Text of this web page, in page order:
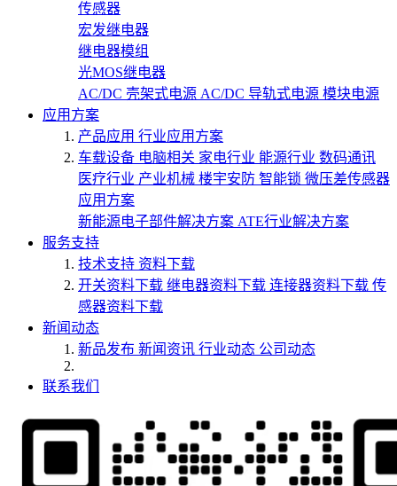
传感器
宏发继电器
继电器模组
光MOS继电器
AC/DC 壳架式电源 AC/DC 导轨式电源 模块电源
应用方案
产品应用 行业应用方案
车载设备 电脑相关 家电行业 能源行业 数码通讯
医疗行业 产业机械 楼宇安防 智能锁 微压差传感器
应用方案
新能源电子部件解决方案 ATE行业解决方案
服务支持
技术支持 资料下载
开关资料下载 继电器资料下载 连接器资料下载 传
感器资料下载
新闻动态
新品发布 新闻资讯 行业动态 公司动态
联系我们